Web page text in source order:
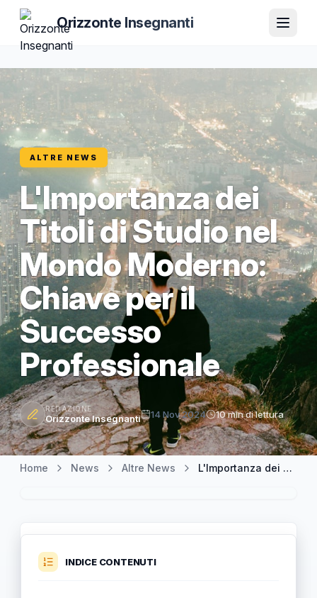
Orizzonte Insegnanti
ALTRE NEWS
L'Importanza dei
Titoli di Studio nel
Mondo Moderno:
Chiave per il
Successo
Professionale
REDAZIONE
Orizzonte Insegnanti 14 Nov 2024 10 min di lettura
Home News Altre News L'Importanza dei Titoli di Studio nel Mondo Moderno: Chiave per il Successo Professionale
INDICE CONTENUTI